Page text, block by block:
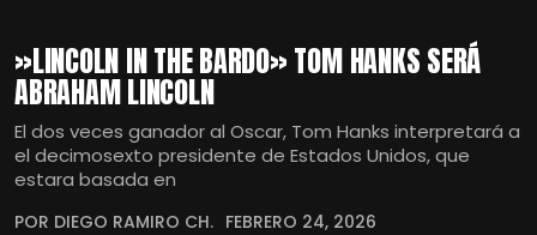
»LINCOLN IN THE BARDO» TOM HANKS SERÁ
ABRAHAM LINCOLN
El dos veces ganador al Oscar, Tom Hanks interpretará a
el decimosexto presidente de Estados Unidos, que
estara basada en
POR DIEGO RAMIRO CH. FEBRERO 24, 2026